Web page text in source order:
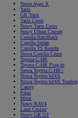
Nowe Aygo X
Yaris
GR Yaris
Yaris Cross
Nowy Yaris Cross
Nowy Urban Cruiser
Corolla Hatchback
Corolla Sedan
Corolla TS Kombi
Nowa Corolla Cross
Toyota C-HR
Toyota C-HR Plug-in
Nowa Toyota C-HR+
Nowa Toyota bZ4X
Nowa Toyota bZ4X Touring
Camry
Prius
Mirai
Nowy RAV4
Land Cruiser
Nowy GR GT